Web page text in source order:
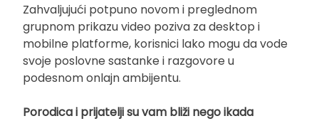
Zahvaljujući potpuno novom i preglednom
grupnom prikazu video poziva za desktop i
mobilne platforme, korisnici lako mogu da vode
svoje poslovne sastanke i razgovore u
podesnom onlajn ambijentu.
Porodica i prijatelji su vam bliži nego ikada